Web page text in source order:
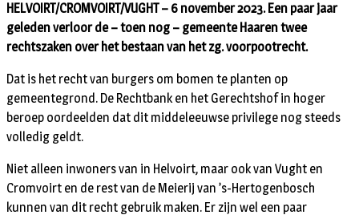
HELVOIRT/CROMVOIRT/VUGHT – 6 november 2023. Een paar jaar
geleden verloor de – toen nog – gemeente Haaren twee
rechtszaken over het bestaan van het zg. voorpootrecht.
Dat is het recht van burgers om bomen te planten op
gemeentegrond. De Rechtbank en het Gerechtshof in hoger
beroep oordeelden dat dit middeleeuwse privilege nog steeds
volledig geldt.
Niet alleen inwoners van in Helvoirt, maar ook van Vught en
Cromvoirt en de rest van de Meierij van ’s-Hertogenbosch
kunnen van dit recht gebruik maken. Er zijn wel een paar